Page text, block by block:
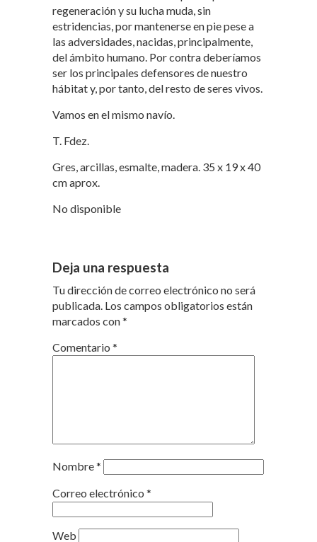
regeneración y su lucha muda, sin
estridencias, por mantenerse en pie pese a
las adversidades, nacidas, principalmente,
del ámbito humano. Por contra deberíamos
ser los principales defensores de nuestro
hábitat y, por tanto, del resto de seres vivos.
Vamos en el mismo navío.
T. Fdez.
Gres, arcillas, esmalte, madera. 35 x 19 x 40
cm aprox.
No disponible
Deja una respuesta
Tu dirección de correo electrónico no será
publicada. Los campos obligatorios están
marcados con*
Comentario *
Nombre*
Correo electrónico *
Web